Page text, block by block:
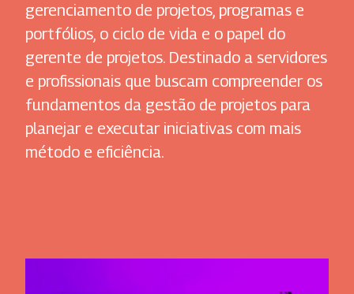
gerenciamento de projetos, programas e
portfólios, o ciclo de vida e o papel do
gerente de projetos. Destinado a servidores
e profissionais que buscam compreender os
fundamentos da gestão de projetos para
planejar e executar iniciativas com mais
método e eficiência.